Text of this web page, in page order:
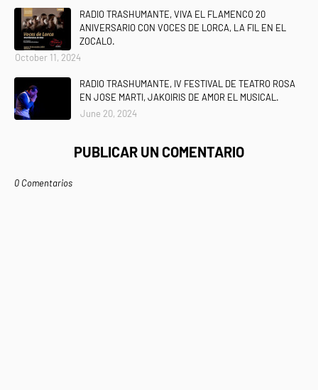
RADIO TRASHUMANTE, VIVA EL FLAMENCO 20
ANIVERSARIO CON VOCES DE LORCA, LA FIL EN EL
ZOCALO.
October 11, 2024
RADIO TRASHUMANTE, IV FESTIVAL DE TEATRO ROSA
EN JOSE MARTI, JAKOIRIS DE AMOR EL MUSICAL.
June 20, 2024
PUBLICAR UN COMENTARIO
0 Comentarios